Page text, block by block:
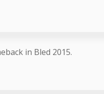
in Bled 2015.